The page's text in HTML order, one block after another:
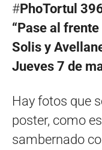
#PhoTortul
“Pase al frente
Solis y
Jueves 7 de
Hay fotos que
poster, como
sambernado